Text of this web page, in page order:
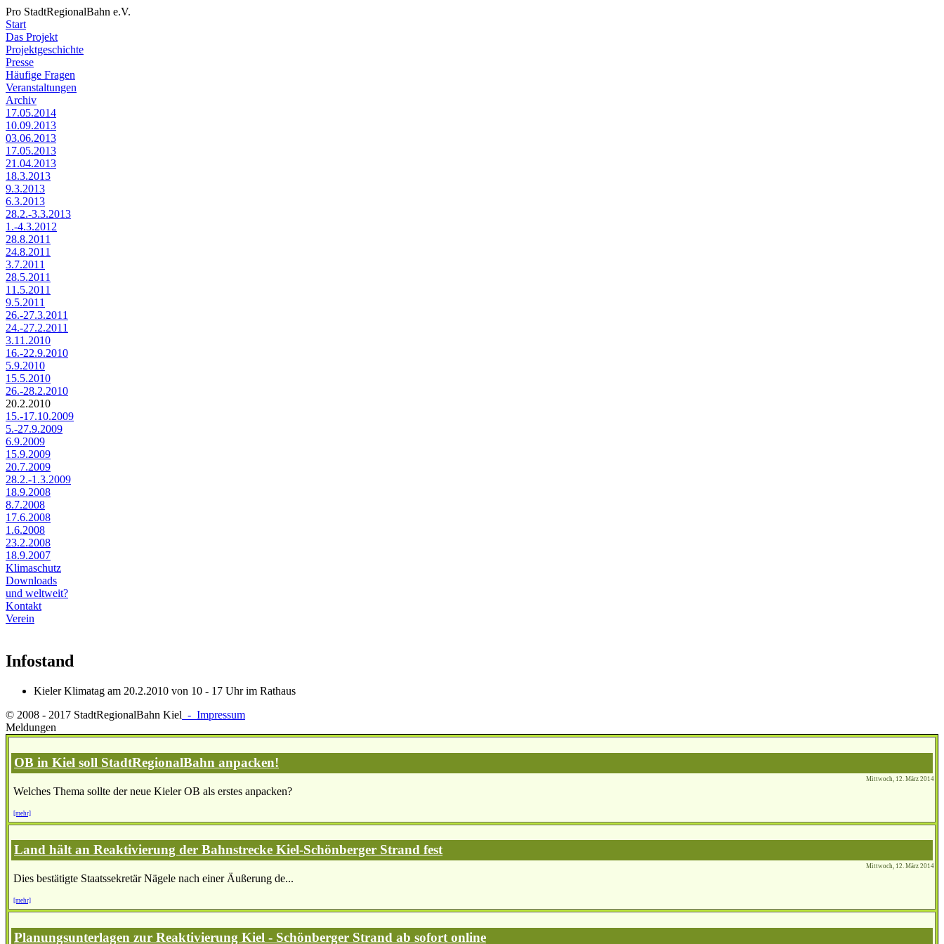
Pro StadtRegionalBahn e.V.
Start
Das Projekt
Projektgeschichte
Presse
Häufige Fragen
Veranstaltungen
Archiv
17.05.2014
10.09.2013
03.06.2013
17.05.2013
21.04.2013
18.3.2013
9.3.2013
6.3.2013
28.2.-3.3.2013
1.-4.3.2012
28.8.2011
24.8.2011
3.7.2011
28.5.2011
11.5.2011
9.5.2011
26.-27.3.2011
24.-27.2.2011
3.11.2010
16.-22.9.2010
5.9.2010
15.5.2010
26.-28.2.2010
20.2.2010
15.-17.10.2009
5.-27.9.2009
6.9.2009
15.9.2009
20.7.2009
28.2.-1.3.2009
18.9.2008
8.7.2008
17.6.2008
1.6.2008
23.2.2008
18.9.2007
Klimaschutz
Downloads
und weltweit?
Kontakt
Verein
Infostand
Kieler Klimatag am 20.2.2010 von 10 - 17 Uhr im Rathaus
© 2008 - 2017 StadtRegionalBahn Kiel - Impressum
Meldungen
OB in Kiel soll StadtRegionalBahn anpacken!
Mittwoch, 12. März 2014
Welches Thema sollte der neue Kieler OB als erstes anpacken?
[mehr]
Land hält an Reaktivierung der Bahnstrecke Kiel-Schönberger Strand fest
Mittwoch, 12. März 2014
Dies bestätigte Staatssekretär Nägele nach einer Äußerung de...
[mehr]
Planungsunterlagen zur Reaktivierung Kiel - Schönberger Strand ab sofort online